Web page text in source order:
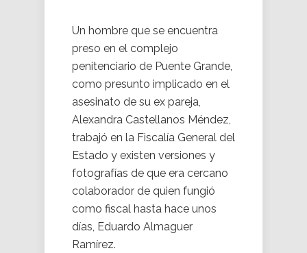
Un hombre que se encuentra
preso en el complejo
penitenciario de Puente Grande,
como presunto implicado en el
asesinato de su ex pareja,
Alexandra Castellanos Méndez,
trabajó en la Fiscalía General del
Estado y existen versiones y
fotografías de que era cercano
colaborador de quien fungió
como fiscal hasta hace unos
días, Eduardo Almaguer
Ramírez.